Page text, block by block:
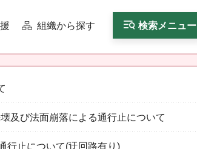
組織から探す 検索メニュー
及び法面崩落による通行止について
行止について(迂回路有り)